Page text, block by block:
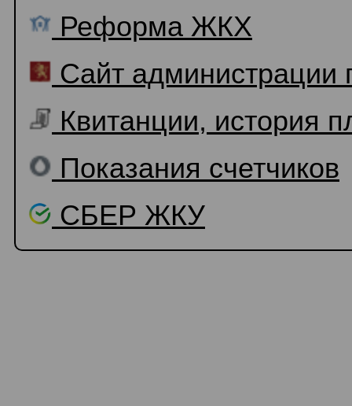
Реформа ЖКХ
Сайт администрации
Квитанции, история
Показания счетчиков
СБЕР ЖКУ